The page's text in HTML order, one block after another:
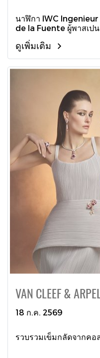
นาฬิกา IWC
de la Fuente ผู้พาสเป
ดูเพิ่มเติม
VAN CLEEF &
18 ก.ค. 2569
รวบรวมเข็มกลัดจากคอ